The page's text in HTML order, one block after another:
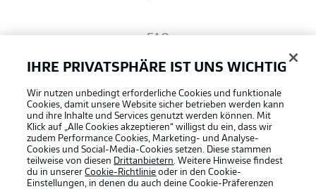
FAQ
Bundesliga App
Fantasy Manager
IHRE PRIVATSPHÄRE IST UNS WICHTIG
Wir nutzen unbedingt erforderliche Cookies und funktionale
Cookies, damit unsere Website sicher betrieben werden kann
und ihre Inhalte und Services genutzt werden können. Mit
Klick auf „Alle Cookies akzeptieren“ willigst du ein, dass wir
zudem Performance Cookies, Marketing- und Analyse-
Cookies und Social-Media-Cookies setzen. Diese stammen
teilweise von diesen Drittanbietern. Weitere Hinweise findest
du in unsererCookie-Richtlinie oder in den Cookie-
Einstellungen, in denen du auch deine Cookie-Präferenzen